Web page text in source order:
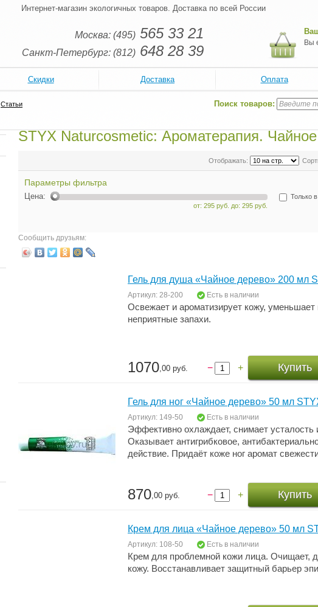
Интернет-магазин экологичных товаров. Доставка по всей России
Вы
Москва: (495) 565 33 21
Санкт-Петербург: (812) 648 28 39
Скидки Доставка Оплата
Поиск товаров:
Статьи
STYX Naturcosmetic: Ароматерапия.
Отображать:
Параметры фильтра
Цена:
от: 295 руб. до: 295 руб.
Только
Сообщить друзьям:
Гель для душа «Чайное дерево» 200 мл
Артикул: 28-200 Есть в наличии
Освежает и ароматизирует кожу, уменьшает
неприятные запахи.
1070 ,00 руб. − + Купить
Гель для ног «Чайное дерево» 50 мл
Артикул: 149-50 Есть в наличии
Эффективно охлаждает, снимает усталость
Оказывает антигрибковое,
действие. Придаёт коже ног аромат
870 ,00 руб. − + Купить
Крем для лица «Чайное дерево» 50 мл
Артикул: 108-50 Есть в наличии
Крем для проблемной кожи лица. Очищает,
кожу. Восстанавливает защитный барьер